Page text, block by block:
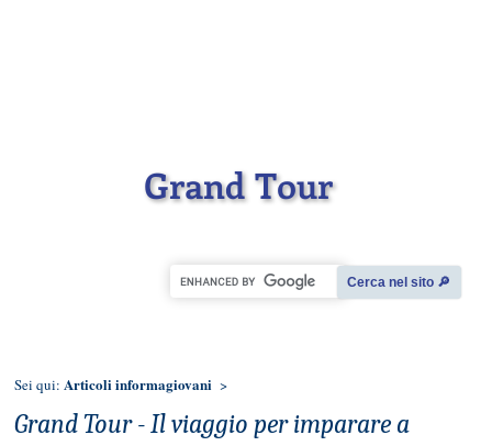
Grand Tour
Cerca nel sito 🔎︎
Sei qui: Articoli informagiovani >
Grand Tour - Il viaggio per imparare a